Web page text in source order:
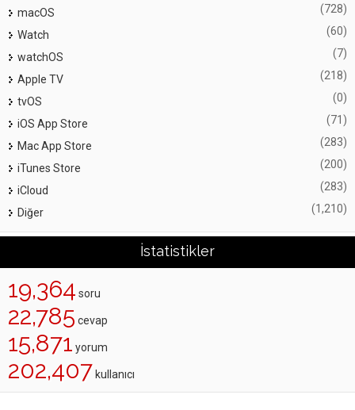
macOS (728)
Watch (60)
watchOS (7)
Apple TV (218)
tvOS (0)
iOS App Store (71)
Mac App Store (283)
iTunes Store (200)
iCloud (283)
Diğer (1,210)
İstatistikler
19,364 soru
22,785 cevap
15,871 yorum
202,407 kullanıcı